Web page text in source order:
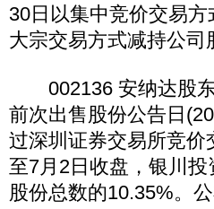
30日以集中竞价交易
大宗交易方式减持公司
002136 安纳达股东
前次出售股份公告日
过深圳证券交易所竞价
至7月2日收盘，银川
股份总数的10.35%。